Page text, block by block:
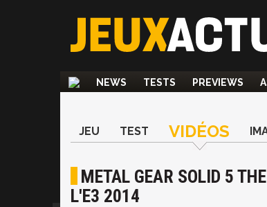
NEWS TESTS PREVIEWS
JEU TEST VIDÉOS
METAL GEAR SOLID 5
L'E3 2014